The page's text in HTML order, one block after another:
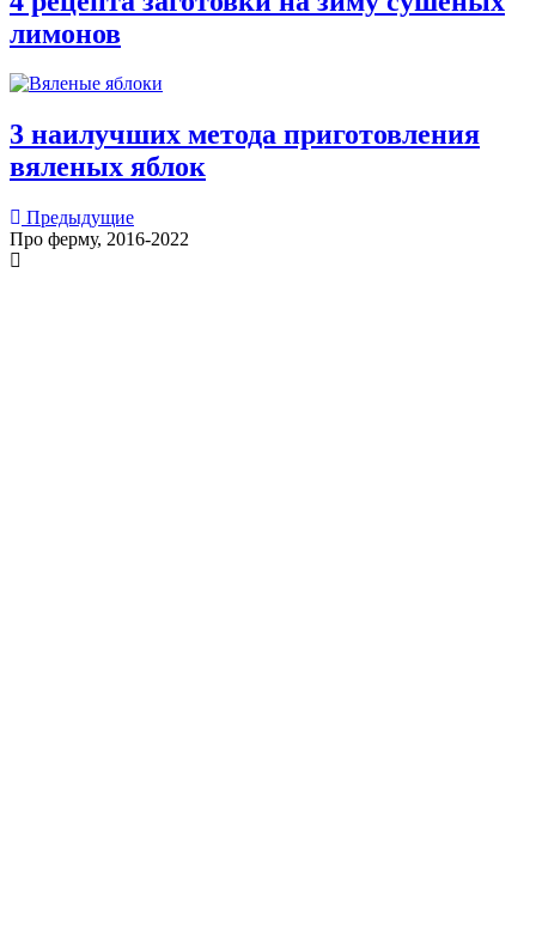
лимонов
3 наилучших метода приготовления
вяленых яблок
Posts
navigation
Предыдущие
Про ферму, 2016-2022